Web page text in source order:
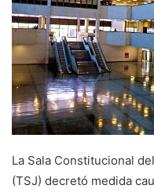
La Sala Constitucional del
(TSJ) decretó medida